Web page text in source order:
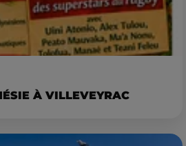
À VILLEVEYRAC